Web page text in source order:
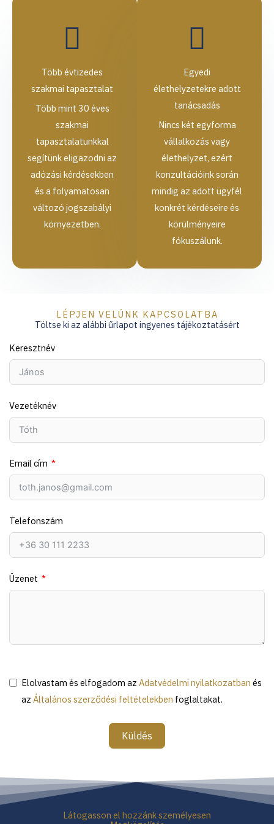
Több évtizedes
szakmai tapasztalat
Több mint 30 éves
szakmai
tapasztalatunkkal
segítünk eligazodni az
adózási kérdésekben
és a folyamatosan
változó jogszabályi
környezetben.
Egyedi
élethelyzetekre adott
tanácsadás
Nincs két egyforma
vállalkozás vagy
élethelyzet, ezért
konzultációink során
mindig az adott ügyfél
konkrét kérdéseire és
körülményeire
fókuszálunk.
LÉPJEN VELÜNK KAPCSOLATBA
Töltse ki az alábbi űrlapot ingyenes tájékoztatásért
Keresztnév
Vezetéknév
Email cím
Telefonszám
Üzenet
Elolvastam és elfogadom az Adatvédelmi nyilatkozatban és
az Általános szerződési feltételekben foglaltakat.
Küldés
Látogasson el hozzánk személyesen